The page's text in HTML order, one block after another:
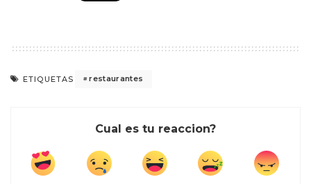
ETIQUETAS restaurantes
Cual es tu reaccion?